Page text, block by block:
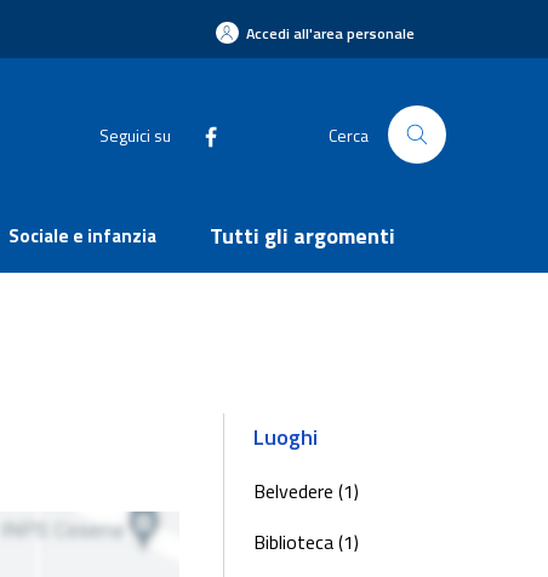
Accedi all'area personale
Seguici su Cerca
Sociale e infanzia Tutti gli argomenti
Luoghi
Belvedere (1)
Biblioteca (1)